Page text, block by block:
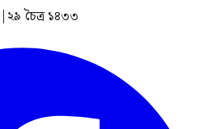
| ২৯ চৈত্র ১৪৩৩